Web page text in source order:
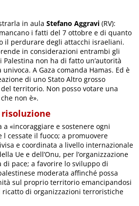
in aulaStefano Aggravi (RV):
i fatti del 7 ottobre e di quanto
il perdurare degli attacchi israeliani.
in considerazioni entrambi gli
Palestina non ha di fatto un’autorità
A Gaza comanda Hamas. Ed è
di uno Stato Altro grosso
territorio. Non posso votare una
non è».
a «incoraggiare e sostenere ogni
cessate il fuoco; a promuovere
e coordinata a livello internazionale
Ue e dell’Onu, per l’organizzazione
di pace; a favorire lo sviluppo di
moderata affinché possa
sul proprio territorio emancipandosi
ricatto di organizzazioni terroristiche